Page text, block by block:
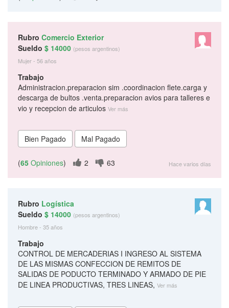
Rubro Comercio Exterior
Sueldo $ 14000 (pesos argentinos)
Mujer - 56 años
Trabajo
Administracion.preparacion sim .coordinacion flete.carga y
descarga de bultos .venta.preparacion avios para talleres e
vio y recepcion de articulos Ver más
(65 Opiniones) 2 63 Hace varios días
Rubro Logística
Sueldo $ 14000 (pesos argentinos)
Hombre - 35 años
Trabajo
CONTROL DE MERCADERIAS I INGRESO AL SISTEMA
DE LAS MISMAS CONFECCION DE REMITOS DE
SALIDAS DE PODUCTO TERMINADO Y ARMADO DE PIE
DE LINEA PRODUCTIVAS, TRES LINEAS, Ver más